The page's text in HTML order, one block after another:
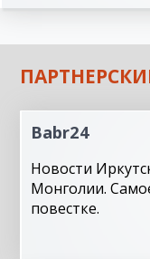
Babr24
Новости
Монголии.
повестке.